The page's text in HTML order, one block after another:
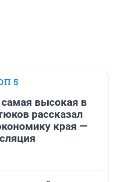
5
высокая в
рассказал
края —